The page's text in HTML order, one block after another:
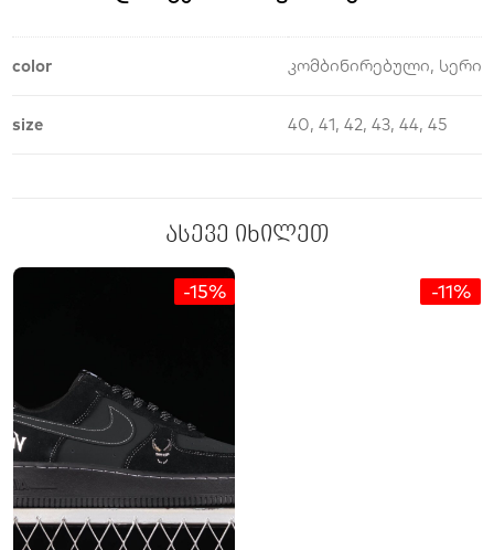
color კომბინირებული, სერი
size 40, 41, 42, 43, 44, 45
ასევე იხილეთ
-15% -11%